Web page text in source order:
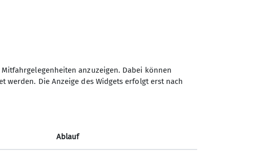
Sektion Gersthofen des
Telefon +4982165041609
anzuzeigen. Dabei können
werden. Die Anzeige des Widgets erfolgt erst nach
Ablauf